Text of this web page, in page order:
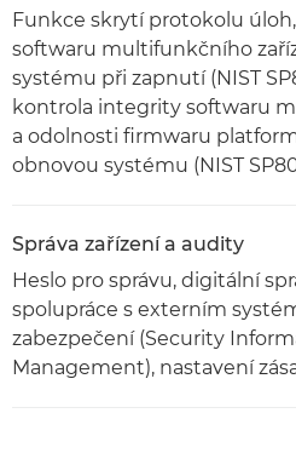
Funkce skrytí protokolu
softwaru multifunkčního
systému při zapnutí (NIST
kontrola integrity softwaru
a odolnosti firmwaru
obnovou systému (NIST
Správa zařízení a audity
Heslo pro správu, digitální
spolupráce s externím
zabezpečení (Security
Management), nastavení